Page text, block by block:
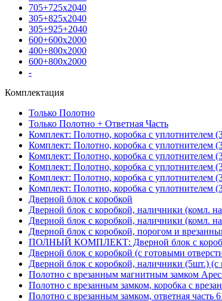
705+725х2040
305+825х2040
305+925+2040
600+600х2000
400+800х2000
600+800х2000
-
Комплектация
Только Полотно
Только Полотно + Ответная Часть
Комплект: Полотно, коробка с уплотнителем
Комплект: Полотно, коробка с уплотнителем
Комплект: Полотно, коробка с уплотнителем
Комплект: Полотно, коробка с уплотнителем
Комплект: Полотно, коробка с
Комплект: Полотно, коробка с уплотнителем
Дверной блок с коробкой
Дверной блок с коробкой, наличники (комл.
Дверной блок с коробкой, наличники (комл.
Дверной блок с коробкой, порогом и
ПОЛНЫЙ КОМПЛЕКТ: Дверной блок с
Дверной блок с коробкой (с готовыми
Дверной блок с коробкой, наличники (5шт.)
Полотно с врезанным магнитным замком
Полотно с врезанным замком, коробка с
Полотно с врезанным замком, ответная часть